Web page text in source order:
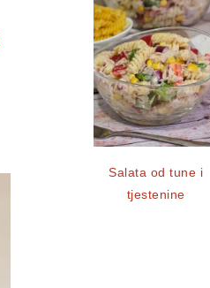
Salata od tune i
tjestenine